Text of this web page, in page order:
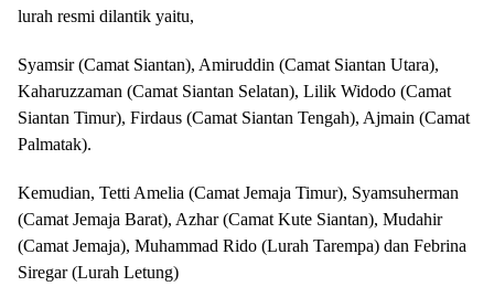
lurah resmi dilantik yaitu,
Syamsir (Camat Siantan), Amiruddin (Camat Siantan Utara),
Kaharuzzaman (Camat Siantan Selatan), Lilik Widodo (Camat
Siantan Timur), Firdaus (Camat Siantan Tengah), Ajmain (Camat
Palmatak).
Kemudian, Tetti Amelia (Camat Jemaja Timur), Syamsuherman
(Camat Jemaja Barat), Azhar (Camat Kute Siantan), Mudahir
(Camat Jemaja), Muhammad Rido (Lurah Tarempa) dan Febrina
Siregar (Lurah Letung)